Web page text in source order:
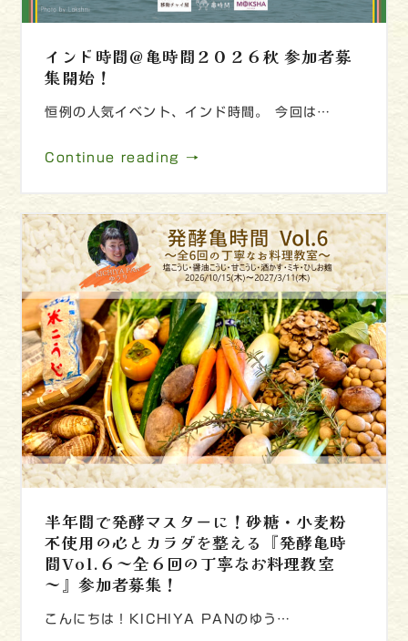
インド時間＠亀時間２０２６秋 参加者募
集開始！
恒例の人気イベント、インド時間。 今回は…
Continue reading →
半年間で発酵マスターに！砂糖・小麦粉
不使用の心とカラダを整える『発酵亀時
間Vol.６～全６回の丁寧なお料理教室
～』参加者募集！
こんにちは！KICHIYA PANのゆう…